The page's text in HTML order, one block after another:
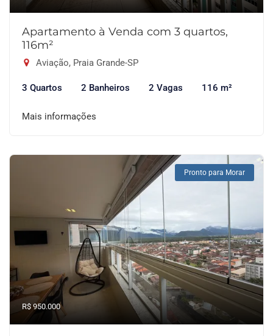
Apartamento à Venda com 3 quartos,
116m²
Aviação, Praia Grande-SP
3 Quartos 2 Banheiros 2 Vagas 116 m²
Mais informações
Pronto para Morar
R$ 950.000